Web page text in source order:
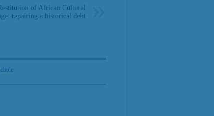
of African Cultural
repairing a historical debt